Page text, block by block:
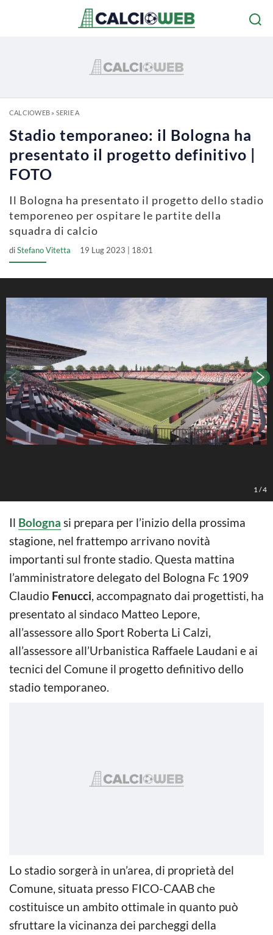
CALCIOWEB» SERIE A
Stadio temporaneo: il Bologna ha
presentato il progetto definitivo |
FOTO
Il Bologna ha presentato il progetto dello stadio
temporeneo per ospitare le partite della
squadra di calcio
diStefano Vitetta 19 Lug 2023 | 18:01
1 /4
Il Bologna si prepara per l’inizio della prossima
stagione, nel frattempo arrivano novità
importanti sul fronte stadio. Questa mattina
l’amministratore delegato del Bologna Fc 1909
Claudio Fenucci, accompagnato dai progettisti, ha
presentato al sindaco Matteo Lepore,
all’assessore allo Sport Roberta Li Calzi,
all’assessore all’Urbanistica Raffaele Laudani e ai
tecnici del Comune il progetto definitivo dello
stadio temporaneo.
Lo stadio sorgerà in un’area, di proprietà del
Comune, situata presso FICO-CAAB che
costituisce un ambito ottimale in quanto può
sfruttare la vicinanza dei parcheggi della